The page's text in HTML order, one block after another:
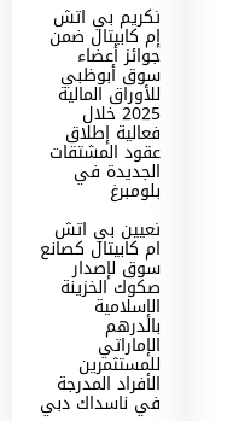
تكريم بي اتش
إم كابيتال ضمن
جوائز أعضاء
سوق أبوظبي
للأوراق المالية
2025 خلال
فعالية إطلاق
عقود المشتقات
الجديدة في
بلومبرغ
تعيين بي اتش
ام كابيتال كصانع
سوق لإصدار
صكوك الخزينة
الإسلامية
بالدرهم
الإماراتي
للمستثمرين
الأفراد المدرجة
في ناسداك دبي